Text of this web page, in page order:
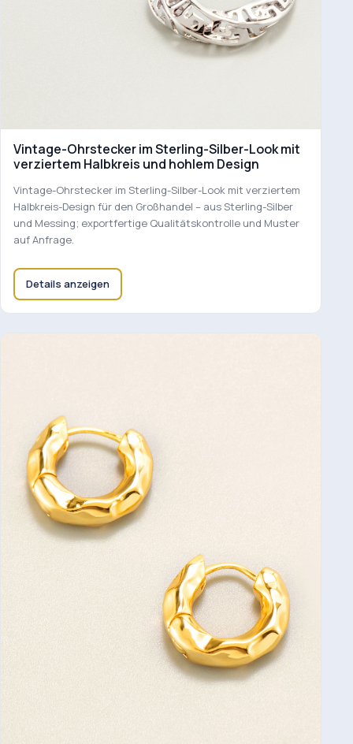
Vintage-Ohrstecker im Sterling-Silber-Look mit
verziertem Halbkreis und hohlem Design
Vintage-Ohrstecker im Sterling-Silber-Look mit verziertem
Halbkreis-Design für den Großhandel – aus Sterling-Silber
und Messing; exportfertige Qualitätskontrolle und Muster
auf Anfrage.
Details anzeigen